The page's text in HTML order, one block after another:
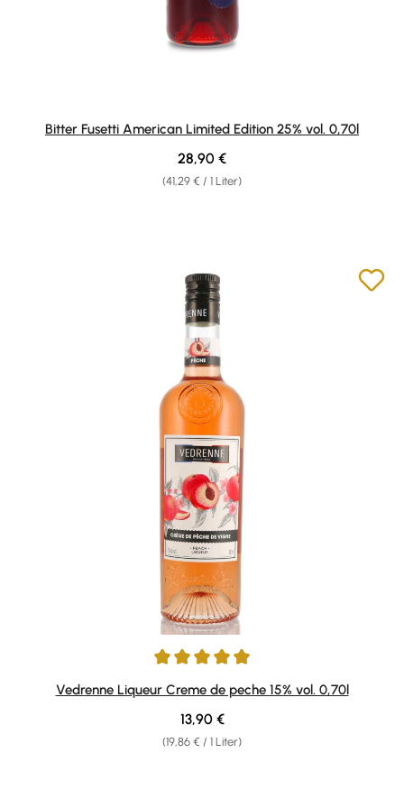
Bitter Fusetti American Limited Edition 25% vol. 0,70l
(41,29 € / 1 Liter)
Regulärer Preis:
28,90 €
Durchschnittliche Bewertung von 5 von 5 Sternen
Vedrenne Liqueur Creme de peche 15% vol. 0,70l
(19,86 € / 1 Liter)
Regulärer Preis:
13,90 €